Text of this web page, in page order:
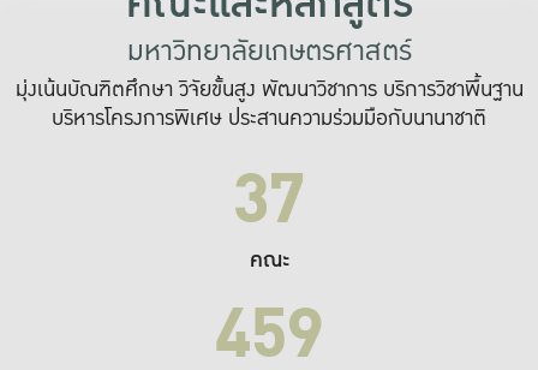
มหาวิทยาลัยเกษตรศาสตร์
มุ่งเน้นบัณฑิตศึกษา วิจัยขั้นสูง พัฒนาวิชาการ บริการวิชาพื้นฐาน
บริหารโครงการพิเศษ ประสานความร่วมมือกับนานาชาติ
37
คณะ
459